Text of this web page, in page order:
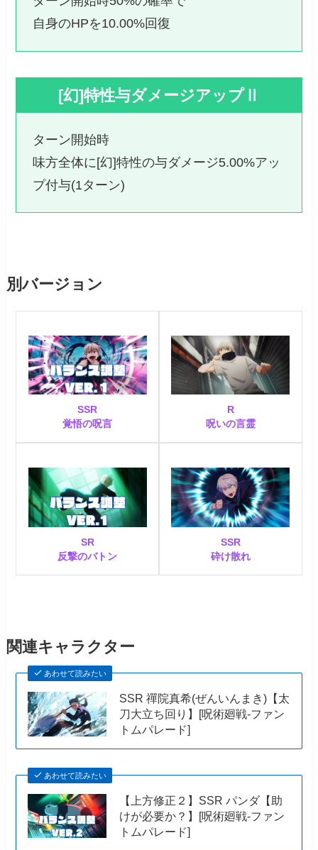
自身のHPを10.00%回復
[幻]特性与ダメージアップⅡ
ターン開始時
味方全体に[幻]特性の与ダメージ5.00%アッ
プ付与(1ターン)
別バージョン
SSR
覚悟の呪言
R
呪いの言霊
SR
反撃のバトン
SSR
砕け散れ
関連キャラクター
あわせて読みたい
SSR 禪院真希(ぜんいんまき)【太
刀大立ち回り】[呪術廻戦-ファン
トムパレード]
あわせて読みたい
【上方修正２】SSR パンダ【助
けが必要か？】[呪術廻戦-ファン
トムパレード]